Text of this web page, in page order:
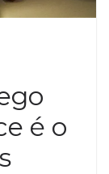
é o